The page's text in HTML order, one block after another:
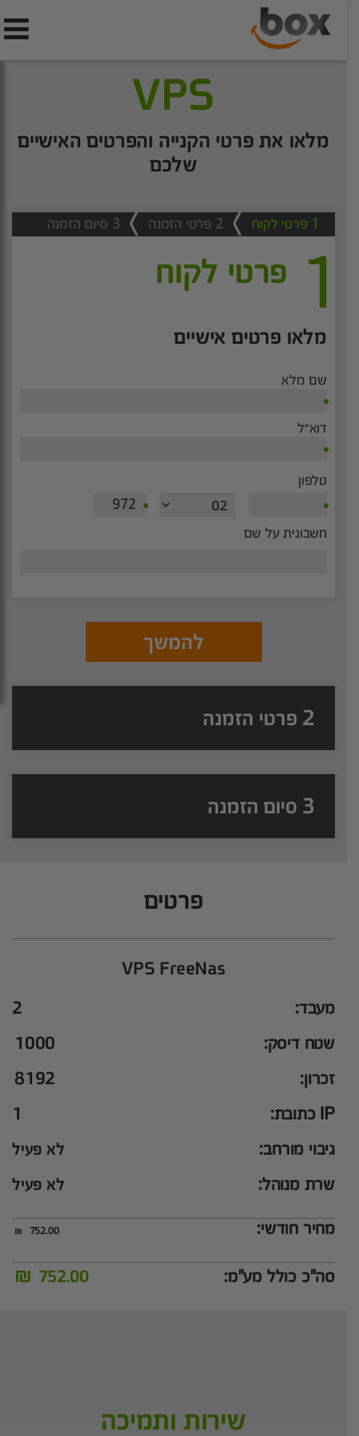
VPS
מלאו את פרטי הקנייה והפרטים האישיים
שלכם
1 פרטי לקוח 2 פרטי הזמנה 3 סיום הזמנה
1 פרטי לקוח
מלאו פרטים אישיים
שם מלא
דוא”ל
טלפון
חשבונית על שם
להמשך
2 פרטי הזמנה
3 סיום הזמנה
פרטים
VPS FreeNas
מעבד:
2
שטח דיסק:
1000
זכרון:
8192
IP כתובת:
1
גיבוי מורחב:
לא פעיל
שרת מנוהל:
לא פעיל
מחיר חודשי: 752.00
₪
סה"כ כולל מע"מ: 752.00
₪
שירות ותמיכה